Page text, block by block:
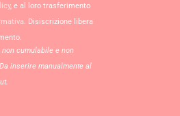
, e al loro trasferimento
. Disiscrizione libera
cumulabile e non
inserire manualmente al